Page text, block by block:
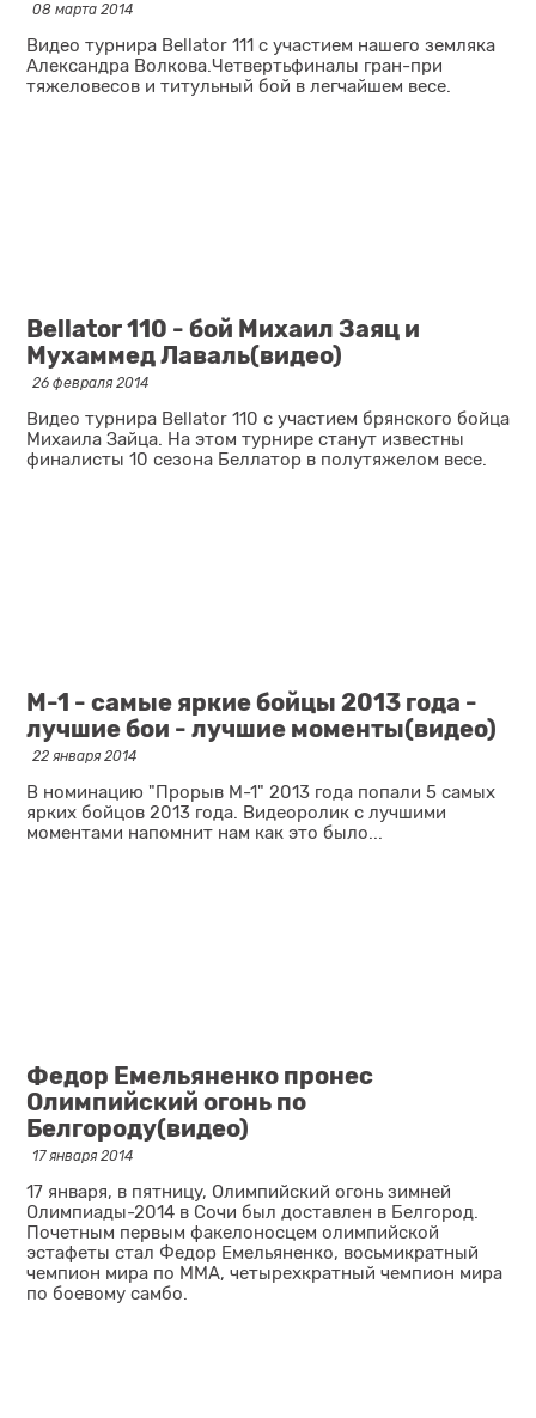
08 марта 2014
Видео турнира Bellator 111 с участием нашего земляка
Александра Волкова.Четвертьфиналы гран-при
тяжеловесов и титульный бой в легчайшем весе.
Bellator 110 - бой Михаил Заяц и
Мухаммед Лаваль(видео)
26 февраля 2014
Видео турнира Bellator 110 с участием брянского бойца
Михаила Зайца. На этом турнире станут известны
финалисты 10 сезона Беллатор в полутяжелом весе.
М-1 - самые яркие бойцы 2013 года -
лучшие бои - лучшие моменты(видео)
22 января 2014
В номинацию "Прорыв М-1" 2013 года попали 5 самых
ярких бойцов 2013 года. Видеоролик с лучшими
моментами напомнит нам как это было...
Федор Емельяненко пронес
Олимпийский огонь по
Белгороду(видео)
17 января 2014
17 января, в пятницу, Олимпийский огонь зимней
Олимпиады-2014 в Сочи был доставлен в Белгород.
Почетным первым факелоносцем олимпийской
эстафеты стал Федор Емельяненко, восьмикратный
чемпион мира по ММА, четырехкратный чемпион мира
по боевому самбо.